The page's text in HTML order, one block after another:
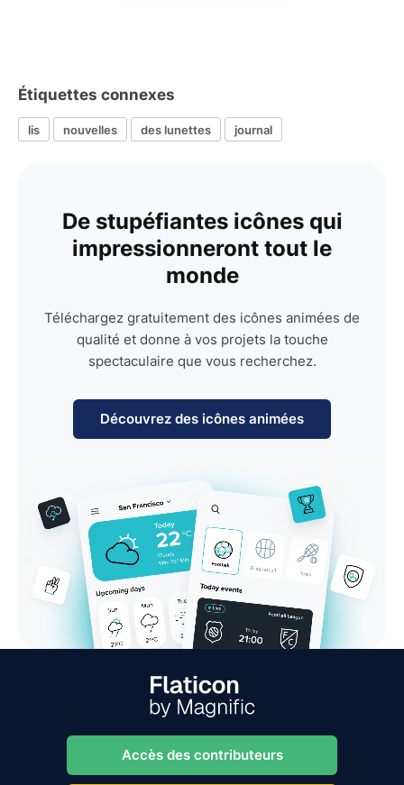
Étiquettes connexes
lis nouvelles des lunettes journal
De stupéfiantes icônes qui
impressionneront tout le
monde
Téléchargez gratuitement des icônes animées de
qualité et donne à vos projets la touche
spectaculaire que vous recherchez.
Découvrez des icônes animées
Accès des contributeurs